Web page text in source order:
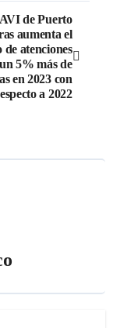
de Puerto
aumenta el
de atenciones
5% más de
en 2023 con
a 2022